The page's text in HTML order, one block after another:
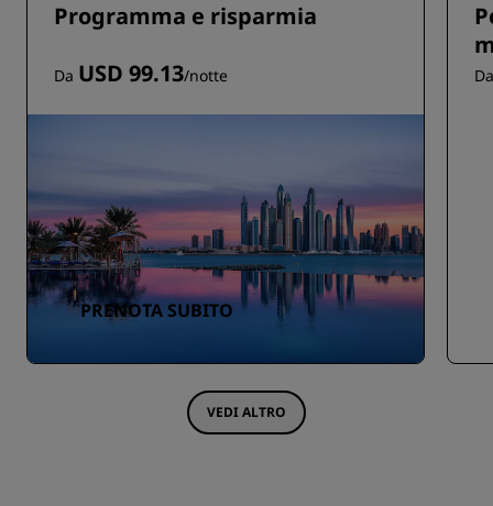
Programma e risparmia
Da USD 99.13/notte
PRENOTA SUBITO
VEDI ALTRO